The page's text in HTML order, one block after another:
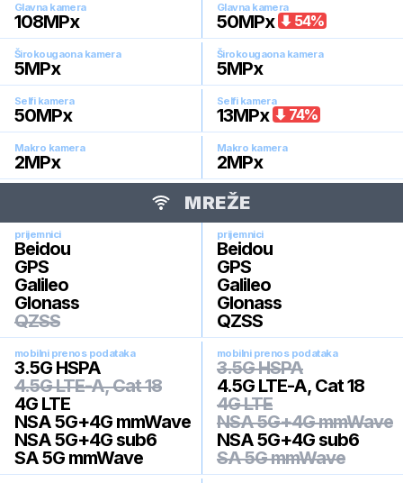
Glavna kamera
108MPx
Glavna kamera
50MPx 54%
Širokougaona kamera
5MPx
Širokougaona kamera
5MPx
Selfi kamera
50MPx
Selfi kamera
13MPx 74%
Makro kamera
2MPx
Makro kamera
2MPx
MREŽE
prijemnici
Beidou
GPS
Galileo
Glonass
QZSS
prijemnici
Beidou
GPS
Galileo
Glonass
QZSS
mobilni prenos podataka
3.5G HSPA
4.5G LTE-A, Cat 18
4G LTE
NSA 5G+4G mmWave
NSA 5G+4G sub6
SA 5G mmWave
mobilni prenos podataka
3.5G HSPA
4.5G LTE-A, Cat 18
4G LTE
NSA 5G+4G mmWave
NSA 5G+4G sub6
SA 5G mmWave